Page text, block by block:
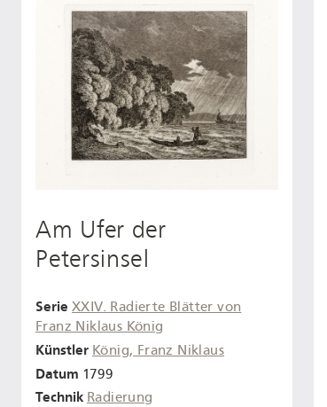
Am Ufer der
Petersinsel
Serie XXIV. Radierte Blätter von
Franz Niklaus König
Künstler König, Franz Niklaus
Datum 1799
Technik Radierung